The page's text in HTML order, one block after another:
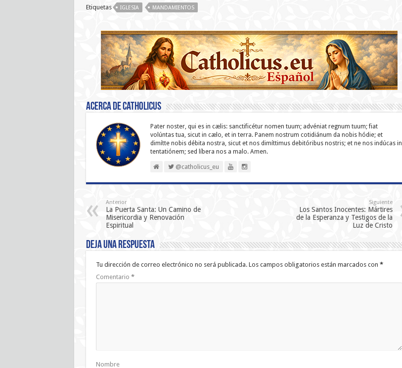
Etiquetas IGLESIA MANDAMIENTOS
Acerca de catholicus
Pater noster, qui es in cælis: sanc­ti­ficétur nomen tuum; advéniat regnum tuum; fiat
volúntas tua, sicut in cælo, et in terra. Panem nostrum cotidiánum da nobis hódie; et
dimítte nobis débita nostra, sicut et nos dimíttimus debitóribus nostris; et ne nos indúcas in
ten­ta­tiónem; sed líbera nos a malo. Amen.
@catholicus_eu
Anterior
La Puerta Santa: Un Camino de
Misericordia y Renovación
Espiritual
Siguiente
Los Santos Inocentes: Mártires
de la Esperanza y Testigos de la
Luz de Cristo
Deja una respuesta
Tu dirección de correo electrónico no será publicada. Los campos obligatorios están marcados con *
Comentario *
Nombre